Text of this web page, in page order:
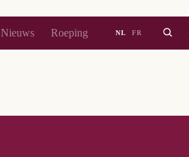
Nieuws Roeping NL FR